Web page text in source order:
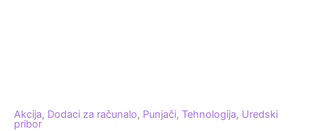
Akcija, Dodaci za računalo, Punjači, Tehnologija, Uredski
pribor